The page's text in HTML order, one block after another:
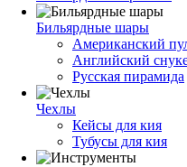
Бильярдные шары
Американский
Английский
Русская пирамида
Чехлы
Кейсы для кия
Тубусы для кия